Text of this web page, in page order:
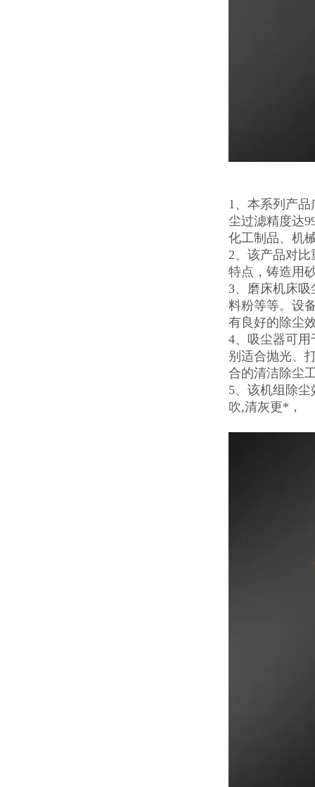
1、本系列产
尘过滤精度达
化工制品、机
2、该产品对
特点，铸造用
3、磨床机床
料粉等等。设
有良好的除尘
4、吸尘器可
别适合抛光、
合的清洁除尘
5、该机组除
吹,清灰更*，